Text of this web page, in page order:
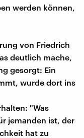
werden können,
von Friedrich
deutlich mache,
gesorgt: Ein
wurde dort ins
"Was
jemanden ist, der
hat zu